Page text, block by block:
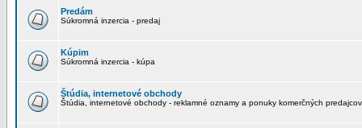
Predám
Súkromná inzercia - predaj
Kúpim
Súkromná inzercia - kúpa
Štúdia, internetové obchody
Štúdia, internetové obchody - reklamné oznamy a ponuky komerčných predajcov